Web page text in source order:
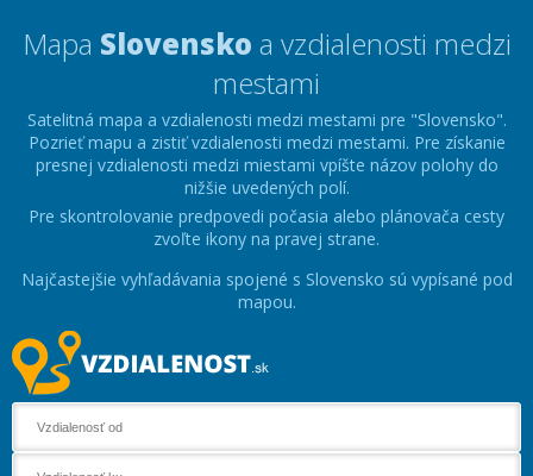
Mapa Slovensko a vzdialenosti medzi
mestami
Satelitná mapa a vzdialenosti medzi mestami pre "Slovensko".
Pozrieť mapu a zistiť vzdialenosti medzi mestami. Pre získanie
presnej vzdialenosti medzi miestami vpíšte názov polohy do
nižšie uvedených polí.
Pre skontrolovanie predpovedi počasia alebo plánovača cesty
zvoľte ikony na pravej strane.
Najčastejšie vyhľadávania spojené s Slovensko sú vypísané pod
mapou.